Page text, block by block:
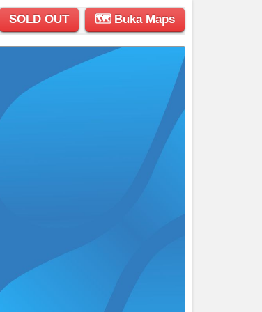
SOLD OUT 🗺 Buka Maps